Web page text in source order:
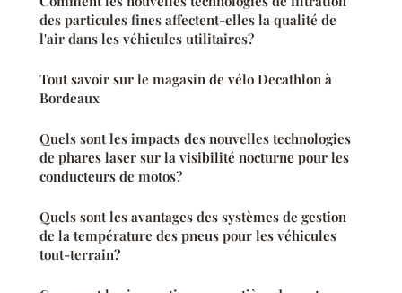
des particules fines affectent-elles la qualité de
l'air dans les véhicules utilitaires?
Tout savoir sur le magasin de vélo Decathlon à
Bordeaux
Quels sont les impacts des nouvelles technologies
de phares laser sur la visibilité nocturne pour les
conducteurs de motos?
Quels sont les avantages des systèmes de gestion
de la température des pneus pour les véhicules
tout-terrain?